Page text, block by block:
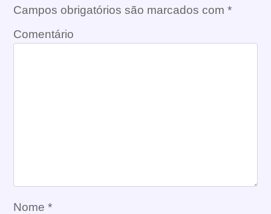
Campos obrigatórios são marcados com *
Comentário
Nome *